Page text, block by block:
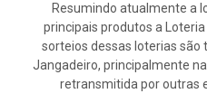
Resumindo atualmente a
principais produtos a
sorteios dessas loterias são
Jangadeiro, principalmente
retransmitida por outras